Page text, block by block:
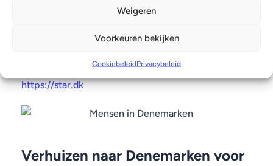
Weigeren
Voorkeuren bekijken
CookiebeleidPrivacybeleid
gezondheidszorg, onderwijs en sociale zekerheid.
Officiële informatie over werk en de arbeidsmarkt
Market and Recruitment:
https://star.dk
Verhuizen naar Denemarken voor